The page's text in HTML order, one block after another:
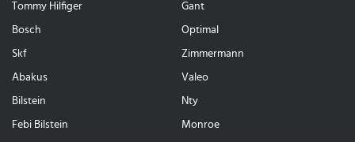
Tommy Hilfiger Gant
Bosch Optimal
Skf Zimmermann
Abakus Valeo
Bilstein Nty
Febi Bilstein Monroe